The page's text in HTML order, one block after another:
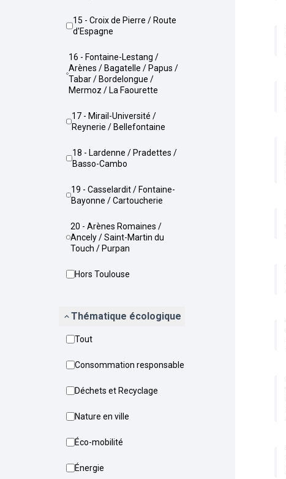
15 - Croix de Pierre / Route
d'Espagne
16 - Fontaine-Lestang /
Arènes / Bagatelle / Papus /
Tabar / Bordelongue /
Mermoz / La Faourette
17 - Mirail-Université /
Reynerie / Bellefontaine
18 - Lardenne / Pradettes /
Basso-Cambo
19 - Casselardit / Fontaine-
Bayonne / Cartoucherie
20 - Arènes Romaines /
Ancely / Saint-Martin du
Touch / Purpan
Hors Toulouse
Thématique écologique
Tout
Consommation responsable
Déchets et Recyclage
Nature en ville
Éco-mobilité
Énergie